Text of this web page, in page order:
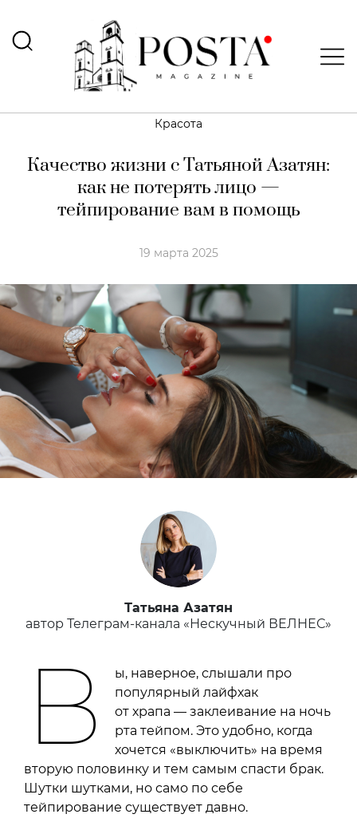
Красота
Качество жизни c Татьяной Азатян:
как не потерять лицо —
тейпирование вам в помощь
19 марта 2025
Татьяна Азатян
автор Телеграм-канала «Нескучный ВЕЛНЕС»
В
ы, наверное, слышали про
популярный лайфхак
от храпа — заклеивание на ночь
рта тейпом. Это удобно, когда
хочется «выключить» на время
вторую половинку и тем самым спасти брак.
Шутки шутками, но само по себе
тейпирование существует давно.